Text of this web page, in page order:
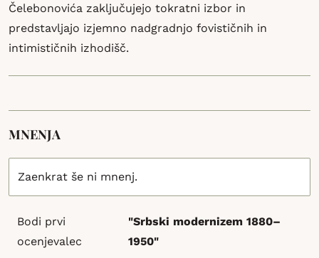
Čelebonovića zaključujejo tokratni izbor in
predstavljajo izjemno nadgradnjo fovističnih in
intimističnih izhodišč.
MNENJA
Zaenkrat še ni mnenj.
Bodi prvi
ocenjevalec
"Srbski modernizem 1880–
1950"